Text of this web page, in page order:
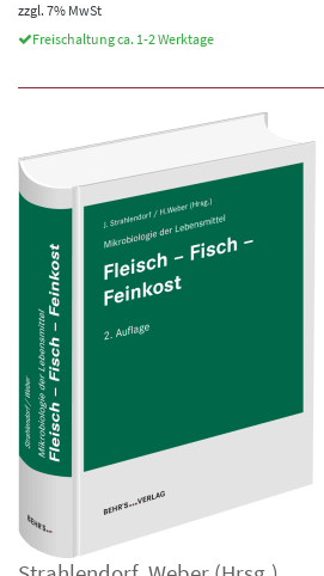
zzgl. 7% MwSt
Freischaltung ca. 1-2 Werktage